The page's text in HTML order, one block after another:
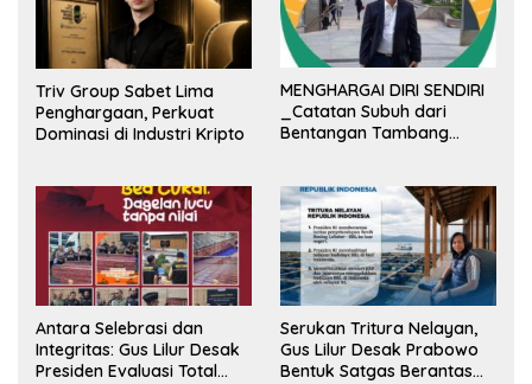
Triv Group Sabet Lima
Penghargaan, Perkuat
Dominasi di Industri Kripto
MENGHARGAI DIRI SENDIRI
_Catatan Subuh dari
Bentangan Tambang
Antara Selebrasi dan
Integritas: Gus Lilur Desak
Presiden Evaluasi Total
Serukan Tritura Nelayan,
Gus Lilur Desak Prabowo
Bentuk Satgas Berantas